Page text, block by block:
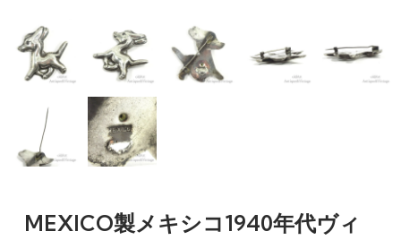
MEXICO製メキシコ1940年代ヴィ